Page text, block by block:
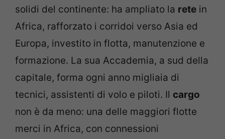
solidi del continente: ha ampliato la rete in
Africa, rafforzato i corridoi verso Asia ed
Europa, investito in flotta, manutenzione e
formazione. La sua Accademia, a sud della
capitale, forma ogni anno migliaia di
tecnici, assistenti di volo e piloti. Il cargo
non è da meno: una delle maggiori flotte
merci in Africa, con connessioni